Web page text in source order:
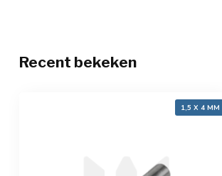
Recent bekeken
1,5 X 4 MM